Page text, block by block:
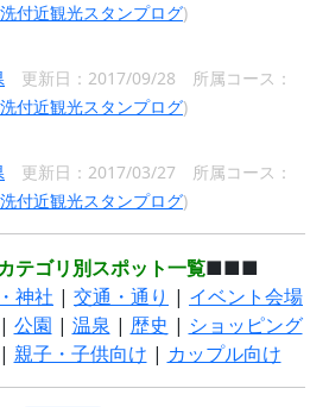
付近観光スタンプログ)
更新日：2017/09/28 所属コース：
付近観光スタンプログ)
更新日：2017/03/27 所属コース：
付近観光スタンプログ)
ゴリ別スポット一覧■■■
神社 | 交通・通り | イベント会場
公園 | 温泉 | 歴史 | ショッピング
親子・子供向け | カップル向け